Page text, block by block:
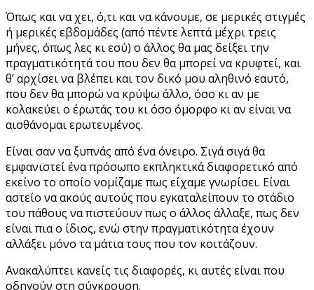
Όπως και να χει, ό,τι και να κάνουμε, σε μερικές στιγμές
ή μερικές εβδομάδες (από πέντε λεπτά μέχρι τρεις
μήνες, όπως λες κι εσύ) ο άλλος θα μας δείξει την
πραγματικότητά του που δεν θα μπορεί να κρυφτεί, και
θ’ αρχίσει να βλέπει και τον δικό μου αληθινό εαυτό,
που δεν θα μπορώ να κρύψω άλλο, όσο κι αν με
κολακεύει ο έρωτάς του κι όσο όμορφο κι αν είναι να
αισθάνομαι ερωτευμένος.
Είναι σαν να ξυπνάς από ένα όνειρο. Σιγά σιγά θα
εμφανιστεί ένα πρόσωπο εκπληκτικά διαφορετικό από
εκείνο το οποίο νομίζαμε πως είχαμε γνωρίσει. Είναι
αστείο να ακούς αυτούς που εγκαταλείπουν το στάδιο
του πάθους να πιστεύουν πως ο άλλος άλλαξε, πως δεν
είναι πια ο ίδιος, ενώ στην πραγματικότητα έχουν
αλλάξει μόνο τα μάτια τους που τον κοιτάζουν.
Ανακαλύπτει κανείς τις διαφορές, κι αυτές είναι που
οδηγούν στη σύγκρουση.